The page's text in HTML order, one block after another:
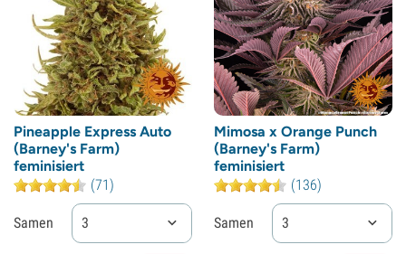
Pineapple Express Auto
(Barney's Farm)
feminisiert
(71)
Samen 3
Mimosa x Orange Punch
(Barney's Farm)
feminisiert
(136)
Samen 3